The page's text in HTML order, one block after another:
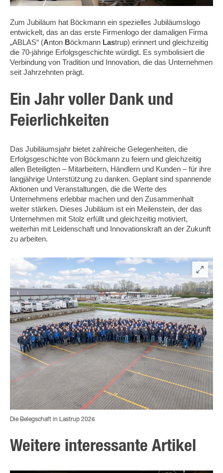
Zum Jubiläum hat Böckmann ein spezielles Jubiläumslogo
entwickelt, das an das erste Firmenlogo der damaligen Firma
„ABLAS“ (Anton Böckmann Lastrup) erinnert und gleichzeitig
die 70-jährige Erfolgsgeschichte würdigt. Es symbolisiert die
Verbindung von Tradition und Innovation, die das Unternehmen
seit Jahrzehnten prägt.
Ein Jahr voller Dank und
Feierlichkeiten
Das Jubiläumsjahr bietet zahlreiche Gelegenheiten, die
Erfolgsgeschichte von Böckmann zu feiern und gleichzeitig
allen Beteiligten – Mitarbeitern, Händlern und Kunden – für ihre
langjährige Unterstützung zu danken. Geplant sind spannende
Aktionen und Veranstaltungen, die die Werte des
Unternehmens erlebbar machen und den Zusammenhalt
weiter stärken. Dieses Jubiläum ist ein Meilenstein, der das
Unternehmen mit Stolz erfüllt und gleichzeitig motiviert,
weiterhin mit Leidenschaft und Innovationskraft an der Zukunft
zu arbeiten.
Die Belegschaft in Lastrup 2026
Weitere interessante Artikel